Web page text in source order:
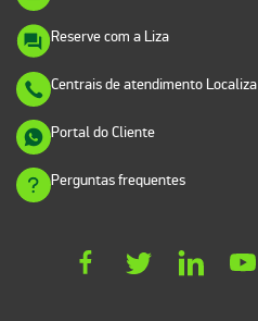
Reserve com a Liza
Centrais de atendimento Localiza
Portal do Cliente
Perguntas frequentes